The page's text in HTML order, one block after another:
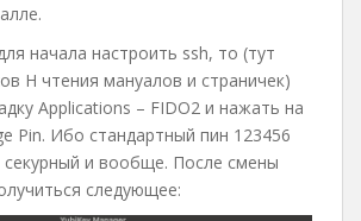
начала настроить ssh, то (тут
Н чтения мануалов и страничек)
Applications – FIDO2 и нажать на
Pin. Ибо стандартный пин 123456
и вообще. После смены
следующее: